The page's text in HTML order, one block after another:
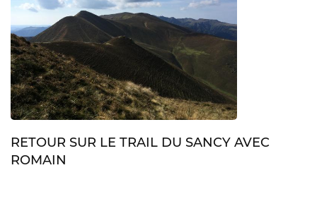
RETOUR SUR LE TRAIL DU SANCY AVEC
ROMAIN